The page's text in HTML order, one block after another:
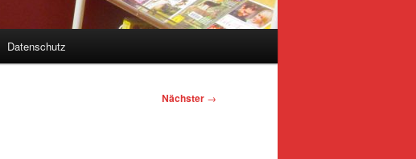
Datenschutz
Nächster →